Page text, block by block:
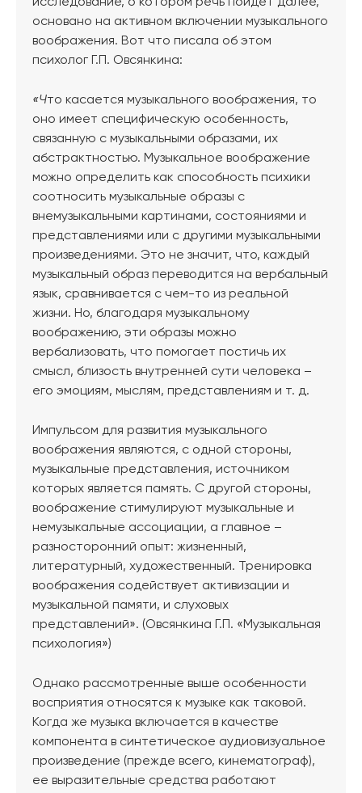
основано на активном включении музыкального
воображения. Вот что писала об этом
психолог Г.П. Овсянкина:
«Что касается музыкального воображения, то
оно имеет специфическую особенность,
связанную с музыкальными образами, их
абстрактностью. Музыкальное воображение
можно определить как способность психики
соотносить музыкальные образы с
внемузыкальными картинами, состояниями и
представлениями или с другими музыкальными
произведениями. Это не значит, что, каждый
музыкальный образ переводится на вербальный
язык, сравнивается с чем-то из реальной
жизни. Но, благодаря музыкальному
воображению, эти образы можно
вербализовать, что помогает постичь их
смысл, близость внутренней сути человека –
его эмоциям, мыслям, представлениям и т. д.
Импульсом для развития музыкального
воображения являются, с одной стороны,
музыкальные представления, источником
которых является память. С другой стороны,
воображение стимулируют музыкальные и
немузыкальные ассоциации, а главное –
разносторонний опыт: жизненный,
литературный, художественный. Тренировка
воображения содействует активизации и
музыкальной памяти, и слуховых
представлений». (Овсянкина Г.П. «Музыкальная
психология»)
Однако рассмотренные выше особенности
восприятия относятся к музыке как таковой.
Когда же музыка включается в качестве
компонента в синтетическое аудиовизуальное
произведение (прежде всего, кинематограф),
ее выразительные средства работают